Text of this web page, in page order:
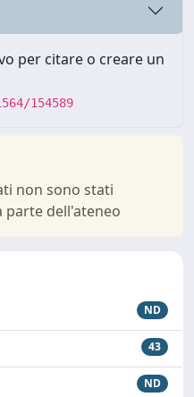
per citare o creare un
154589
non sono stati
parte dell'ateneo
ND
43
ND